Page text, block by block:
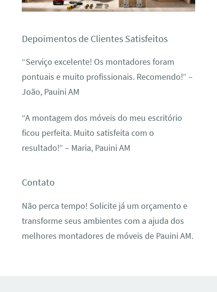
Depoimentos de Clientes Satisfeitos
“Serviço excelente! Os montadores foram
pontuais e muito profissionais. Recomendo!” –
João, Pauini AM
“A montagem dos móveis do meu escritório
ficou perfeita. Muito satisfeita com o
resultado!” – Maria, Pauini AM
Contato
Não perca tempo! Solicite já um orçamento e
transforme seus ambientes com a ajuda dos
melhores montadores de móveis de Pauini AM.